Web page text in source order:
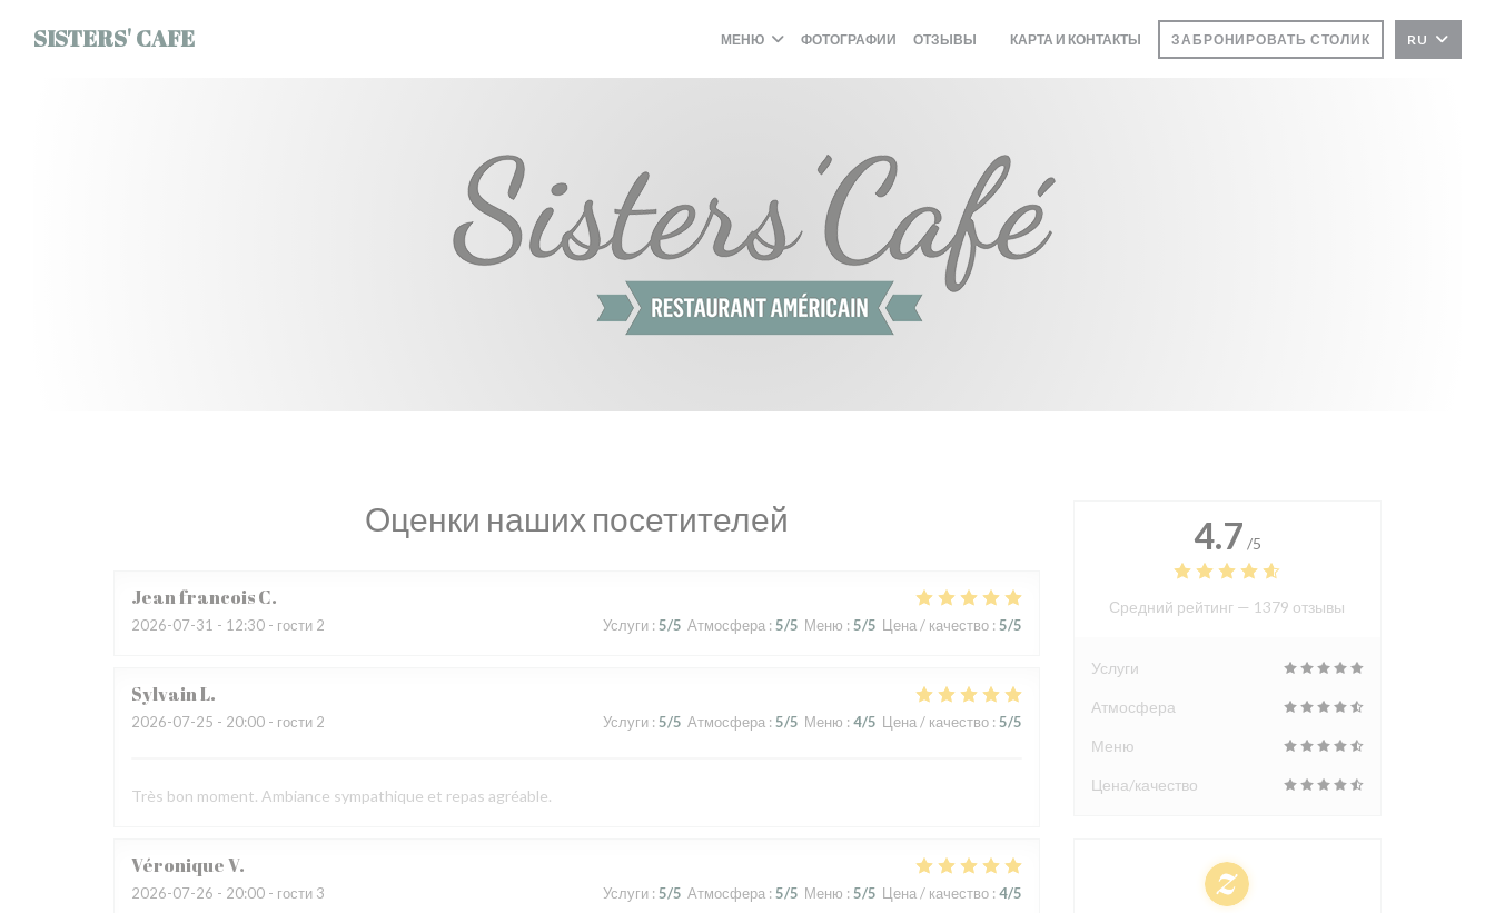
SISTERS' CAFE МЕНЮ ФОТОГРАФИИ ОТЗЫВЫ
((ОТКРЫВАЕТСЯ В НОВОМ ОКНЕ))
КАРТА И КОНТАКТЫ ЗАБРОНИРОВАТЬ СТОЛИК RU
Оценки наших посетителей
Jean francoisC
2026-07-31 - 12:30 - гости 2 Услуги: 5/5 Атмосфера : 5/5 Меню : 5/5 Цена / качество: 5/5
SylvainL
2026-07-25 - 20:00 - гости 2 Услуги: 5/5 Атмосфера : 5/5 Меню : 4/5 Цена / качество: 5/5
Très bon moment. Ambiance sympathique et repas agréable.
VéroniqueV
2026-07-26 - 20:00 - гости 3 Услуги: 5/5 Атмосфера : 5/5 Меню : 5/5 Цена / качество: 4/5
4.7 /5
Средний рейтинг — 1379 отзывы
Услуги
Атмосфера
Меню
Цена/качество